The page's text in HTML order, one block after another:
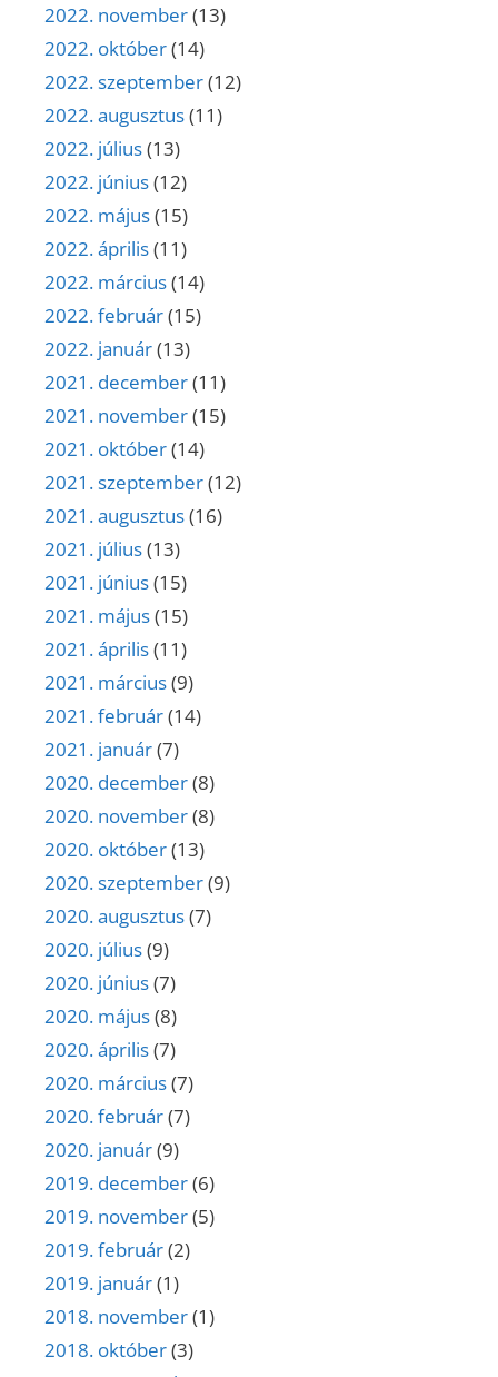
2022. november(13)
2022. október(14)
2022. szeptember(12)
2022. augusztus(11)
2022. július(13)
2022. június(12)
2022. május(15)
2022. április(11)
2022. március(14)
2022. február(15)
2022. január(13)
2021. december(11)
2021. november(15)
2021. október(14)
2021. szeptember(12)
2021. augusztus(16)
2021. július(13)
2021. június(15)
2021. május(15)
2021. április(11)
2021. március(9)
2021. február(14)
2021. január(7)
2020. december(8)
2020. november(8)
2020. október(13)
2020. szeptember(9)
2020. augusztus(7)
2020. július(9)
2020. június(7)
2020. május(8)
2020. április(7)
2020. március(7)
2020. február(7)
2020. január(9)
2019. december(6)
2019. november(5)
2019. február(2)
2019. január(1)
2018. november(1)
2018. október(3)